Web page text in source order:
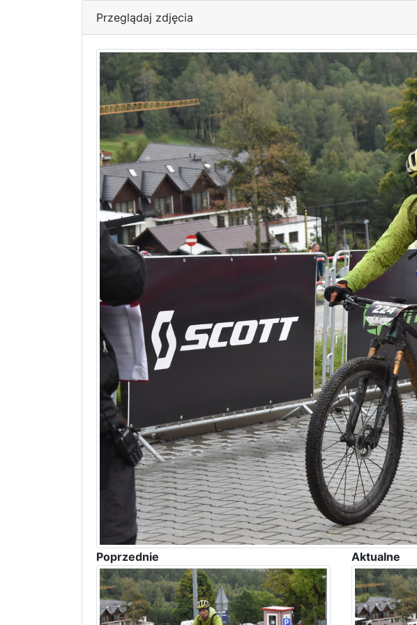
Przeglądaj zdjęcia
Poprzednie Aktualne